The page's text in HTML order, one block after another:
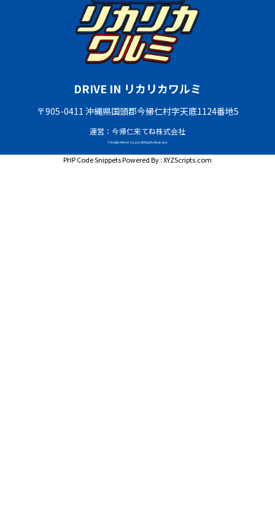
DRIVE IN リカリカワルミ
〒905-0411 沖縄県国頭郡今帰仁村字天底1124番地5
運営：今帰仁来てね株式会社
© Nakijin Kitene Co.,Ltd. All Rights Reserved.
PHP Code SnippetsPowered By :XYZScripts.com